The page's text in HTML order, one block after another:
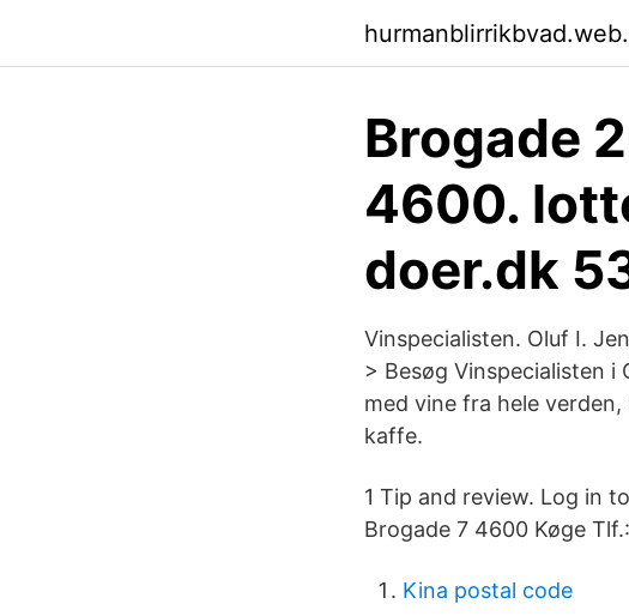
Brogade
4600.
doer.dk
Vinspecialisten. Oluf I.
> Besøg Vinspecialisten
med vine fra hele
kaffe.
1 Tip and review. Log in
Brogade 7 4600 Køge
Kina postal code